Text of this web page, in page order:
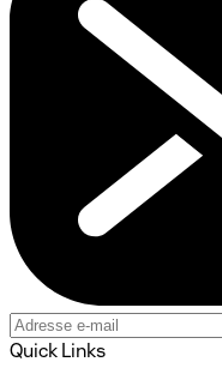
Quick Links